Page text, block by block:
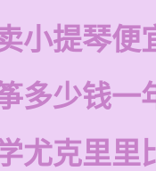
小提琴便
多少钱一
尤克里里